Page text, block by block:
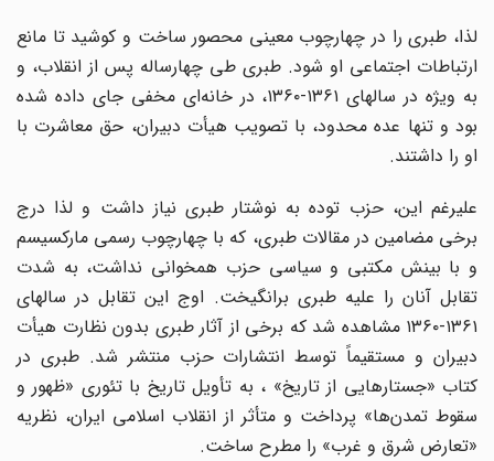
لذا، طبری را در چهارچوب معینی محصور ساخت و کوشید تا مانع
ارتباطات اجتماعی او شود. طبری طی چهارساله پس از انقلاب، و
به ویژه در سالهای ۱۳۶۱-۱۳۶۰، در خانه‌ای مخفی جای داده شده
بود و تنها عده محدود، با تصویب هیأت دبیران، حق معاشرت با
او را داشتند.
علیرغم این، حزب توده به نوشتار طبری نیاز داشت و لذا درج
برخی مضامین در مقالات طبری، که با چهارچوب رسمی مارکسیسم
و با بینش مکتبی و سیاسی حزب همخوانی نداشت، به شدت
تقابل آنان را علیه طبری برانگیخت. اوج این تقابل در سالهای
۱۳۶۱-۱۳۶۰ مشاهده شد که برخی از آثار طبری بدون نظارت هیأت
دبیران و مستقیماً توسط انتشارات حزب منتشر شد. طبری در
کتاب «جستارهایی از تاریخ» ، به تأویل تاریخ با تئوری «ظهور و
سقوط تمدن‌ها» پرداخت و متأثر از انقلاب اسلامی ایران، نظریه
«تعارض شرق و غرب» را مطرح ساخت.